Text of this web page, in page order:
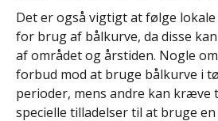
Det er også vigtigt at følge
for brug af bålkurve, da disse
af området og årstiden. Nogle
forbud mod at bruge bålkurve i
perioder, mens andre kan kræve
specielle tilladelser til at bruge